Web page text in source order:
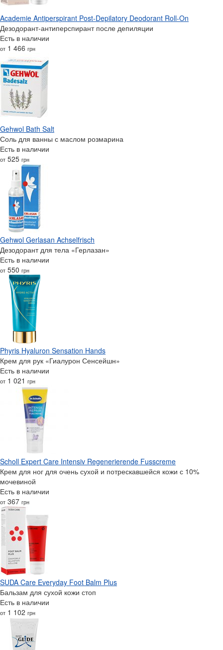
Academie Antiperspirant Post-Depilatory Deodorant Roll-On
Дезодорант-антиперспирант после депиляции
Есть в наличии
от 1 466 грн
Gehwol Bath Salt
Соль для ванны с маслом розмарина
Есть в наличии
от 525 грн
Gehwol Gerlasan Achselfrisch
Дезодорант для тела «Герлазан»
Есть в наличии
от 550 грн
Phyris Hyaluron Sensation Hands
Крем для рук «Гиалурон Сенсейшн»
Есть в наличии
от 1 021 грн
Scholl Expert Care Intensiv Regenerierende Fusscreme
Крем для ног для очень сухой и потрескавшейся кожи с 10%
мочевиной
Есть в наличии
от 367 грн
SUDA Care Everyday Foot Balm Plus
Бальзам для сухой кожи стоп
Есть в наличии
от 1 102 грн